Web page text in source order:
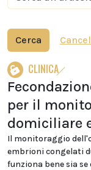
Cerca
CLINICA
per il
domiciliare
Il monitoraggio
embrioni congelati
funziona bene sia